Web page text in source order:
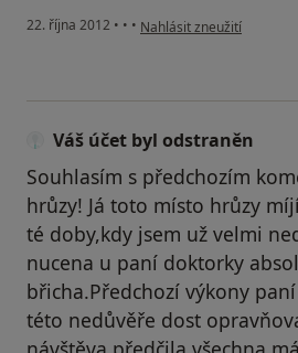
22. října 2012 • • • podle názoru uživatele
Nahlásit zneužití
Váš účet byl odstraněn
Souhlasím s předchozím
hrůzy! Já toto místo hrůzy
té doby,kdy jsem už velmi
nucena u paní doktorky
břicha.Předchozí výkony
této nedůvěře dost